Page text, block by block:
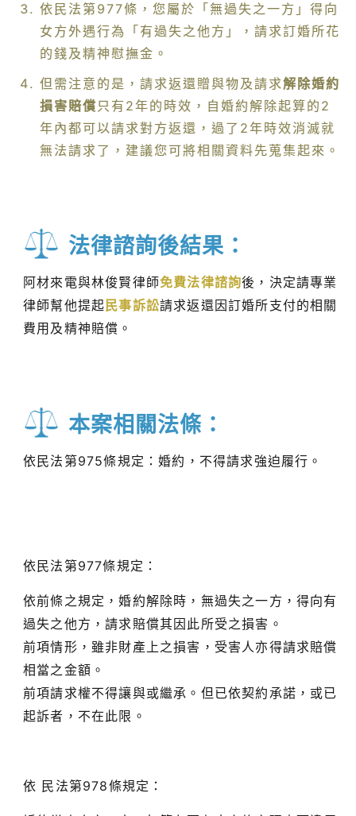
依民法第977條，您屬於「無過失之一方」得向
女方外遇行為「有過失之他方」，請求訂婚所花
的錢及精神慰撫金。
但需注意的是，請求返還贈與物及請求解除婚約
損害賠償 只有2年的時效，自婚約解除起算的2
年內都可以請求對方返還，過了2年時效消滅就
無法請求了，建議您可將相關資料先蒐集起來。
法律諮詢後結果：
阿材來電與林俊賢律師免費法律諮詢後，決定請專業
律師幫他提起 民事訴訟請求返還因訂婚所支付的相關
費用及精神賠償。
本案相關法條：
依民法第975條規定：婚約，不得請求強迫履行。
依民法第977條規定：
依前條之規定，婚約解除時，無過失之一方，得向有
過失之他方，請求賠償其因此所受之損害。
前項情形，雖非財產上之損害，受害人亦得請求賠償
相當之金額。
前項請求權不得讓與或繼承。但已依契約承諾，或已
起訴者，不在此限。
依 民法第978條規定：